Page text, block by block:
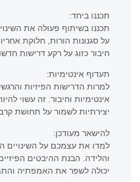
תכננו ביחד:
תכננו בשיתוף פעולה את
על סגנונות הורות, חלוקת
חיבור כזוג על רקע דרישות
תעדוף אינטימיות:
למרות הדרישות הפיזיות
אינטימיות וחיבור. זה עשוי
יצירתיות לשמור על תחושת
להישאר מעודכן:
למדו את עצמכם על השינויים
והלידה. הבנת ההיבטים
יכולה לשפר את האמפתיה